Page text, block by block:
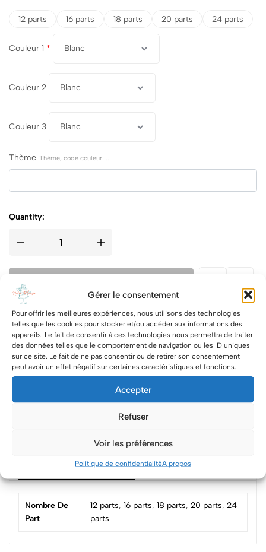
Gérer le consentement
Pour offrir les meilleures expériences, nous utilisons des technologies
telles que les cookies pour stocker et/ou accéder aux informations des
appareils. Le fait de consentir à ces technologies nous permettra de traiter
des données telles que le comportement de navigation ou les ID uniques
sur ce site. Le fait de ne pas consentir ou de retirer son consentement
peut avoir un effet négatif sur certaines caractéristiques et fonctions.
Accepter
Refuser
Voir les préférences
Politique de confidentialitéA propos
12 parts 16 parts 18 parts 20 parts 24 parts
Couleur 1 *
Couleur 2
Couleur 3
Thème Thème, code couleur....
Quantity:
Share
Categories: Popcakes - Magnum cake,Sweet table
Tags:buffet ,magnum slice,oréo
Paiement sécurisé via Stripe
Informations complémentaires
Nombre De
Part
12 parts, 16 parts, 18 parts, 20 parts, 24
parts